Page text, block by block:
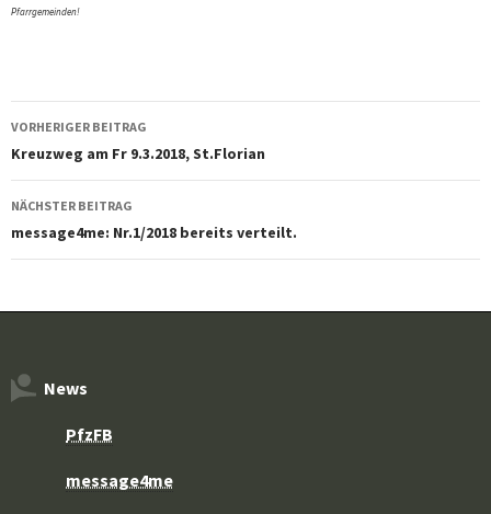
Pfarrgemeinden!
Beitragsnavigation
VORHERIGER BEITRAG
Kreuzweg am Fr 9.3.2018, St.Florian
NÄCHSTER BEITRAG
message4me: Nr.1/2018 bereits verteilt.
News
PfzFB
message4me